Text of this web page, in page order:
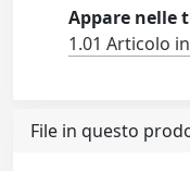
Appare nelle
1.01 Articolo
File in questo